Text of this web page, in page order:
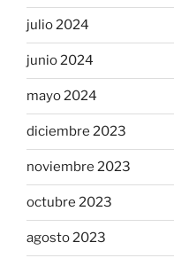
julio 2024
junio 2024
mayo 2024
diciembre 2023
noviembre 2023
octubre 2023
agosto 2023